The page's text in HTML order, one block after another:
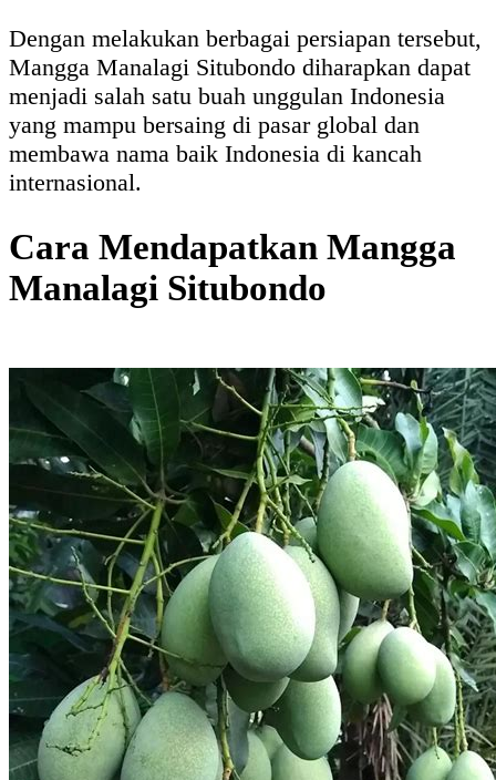
Dengan melakukan berbagai persiapan tersebut,
Mangga Manalagi Situbondo diharapkan dapat
menjadi salah satu buah unggulan Indonesia
yang mampu bersaing di pasar global dan
membawa nama baik Indonesia di kancah
internasional.
Cara Mendapatkan Mangga
Manalagi Situbondo